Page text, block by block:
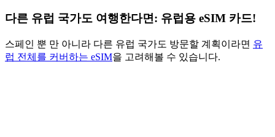
다른 유럽 국가도 여행한다면: 유럽용 eSIM 카드!
스페인 뿐 만 아니라 다른 유럽 국가도 방문할 계획이라면 유
럽 전체를 커버하는 eSIM을 고려해볼 수 있습니다.